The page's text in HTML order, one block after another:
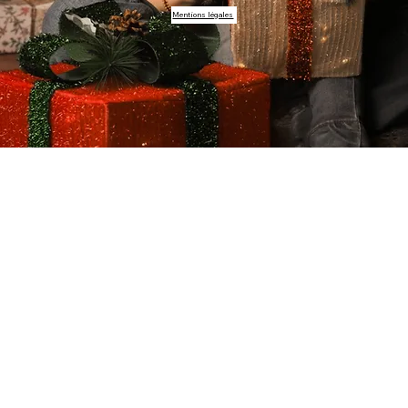
Mentions légales